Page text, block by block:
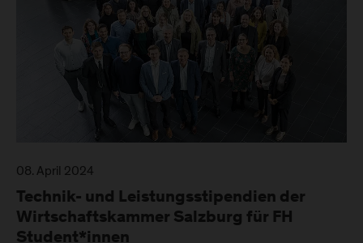
08. April 2024
Technik- und Leistungsstipendien der
Wirtschaftskammer Salzburg für FH
Student*innen